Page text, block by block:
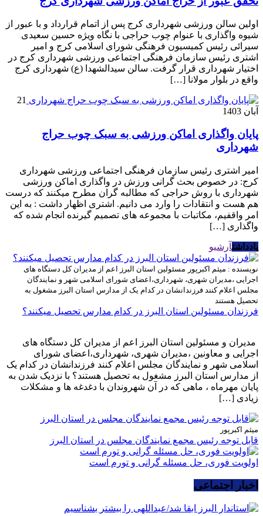
اولین سالن ورزشی شهرداری کرج پس از اتمام قرارداد و با عبور از
شیوه واگذاری با عنوام چوب حراجی با نگاه ویژه حسین سعیدی
سیرائی رئیس کمیسیون فرهنگی شورای اسلامی کرج و امیر
اشتری رئیس سازمان فرهنگی اجتماعی ورزشی شهرداری کرج در
اختیار شهرداری قرار گرفت. سالن سیدالشهدا (ع) شهرداری کرج
واقع در بلوار مولانا […]
21
آبان 1403
پایان واگذاری اماکن ورزشی به سبک چوب حراج
شهرداری
امیر اشتری رئیس سازمان فرهنگی اجتماعی ورزشی شهرداری
کرج: در خصوص بحث گرانی ورزش در واگذاری اماکن ورزشی
شهرداری با روش حراجی که مطالبه گران مطرح میکنند که درست
هم هست و انتقادات را وارد می دانیم. اشتری اظهار داشت : به این
امر واقفیم، مکاتبات با مجموعه های تصمیم گیرنده انجام شده که
واگذاری […]
یادداشتآرشیو
نویسنده : میثم اکبرپور مسئولین استان البرز اعم از مدیران کل دستگاه های
اجرایی ،مدیران شهری، شهرداری،اعضای شورای اسلامی شهر و نمایندگان
مجلس اعلام کنند فرزندانشان در کدام یک از مدارس استان البرز مشغول به
تحصیل هستند
فرزندان مسئولین استان البرز در کدام مدارس تحصیل میکنند؟
مدیران و مسئولین استان البرز اعم از مدیران کل دستگاه های
اجرایی و معاونین ،مدیران شهری، شهرداری،اعضای شورای
اسلامی شهر و نمایندگان مجلس اعلام کنند فرزندانشان در کدام یک
از مدارس استان البرز مشغول به تحصیل هستند؟ با نزدیک شدن به
پایان مهرماه ، ماهی که در آن شهروندان با دغدغه ها و مشکلات
زیادی […]
میثم اکبرپور
قابل توجه رئیس مجمع نمایندگان مجلس در استان البرز
اولویت فوری، حل مسئله گرانی و تورم است
اخبار اجتماعی